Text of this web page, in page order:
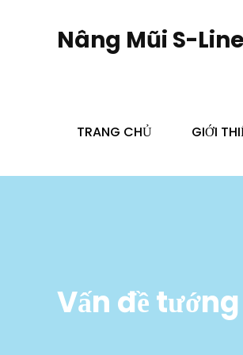
Nâng Mũi S-
TRANG CHỦ GIỚI
Vấn đề